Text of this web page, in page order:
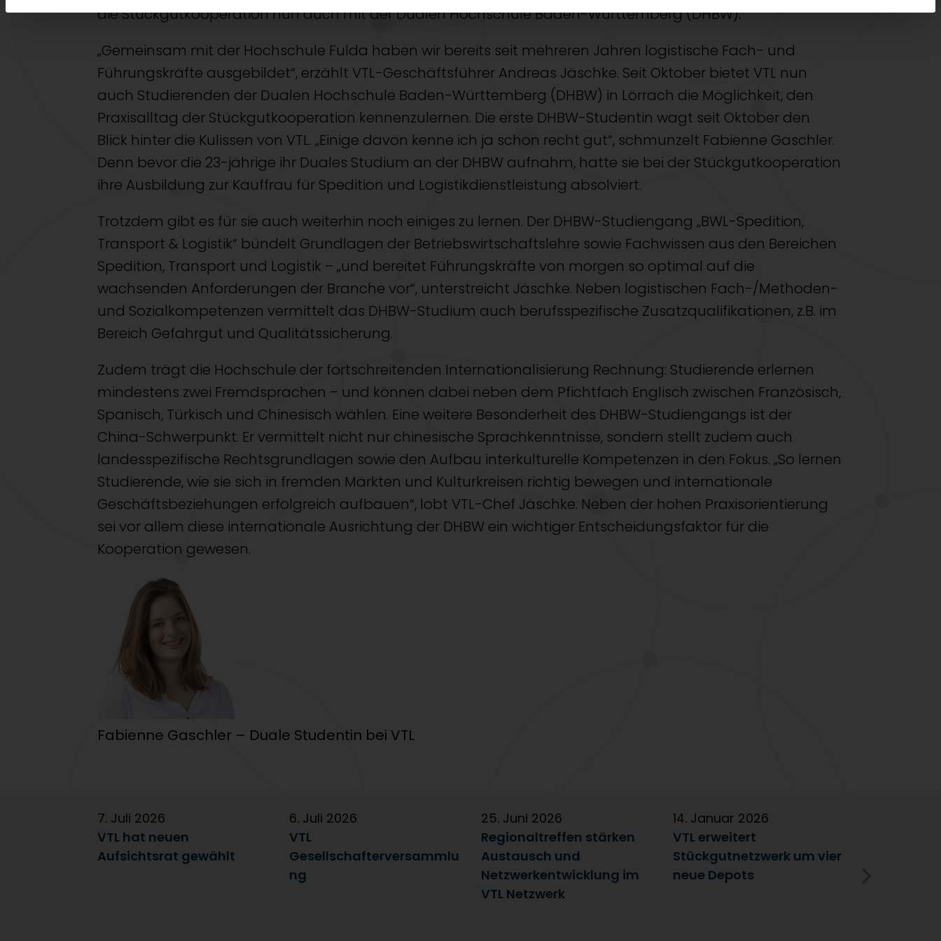
die Stückgutkooperation nun auch mit der Dualen Hochschule Baden-Württemberg (DHBW).
„Gemeinsam mit der Hochschule Fulda haben wir bereits seit mehreren Jahren logistische Fach- und
Führungskräfte ausgebildet“, erzählt VTL-Geschäftsführer Andreas Jäschke. Seit Oktober bietet VTL nun
auch Studierenden der Dualen Hochschule Baden-Württemberg (DHBW) in Lörrach die Möglichkeit, den
Praxisalltag der Stückgutkooperation kennenzulernen. Die erste DHBW-Studentin wagt seit Oktober den
Blick hinter die Kulissen von VTL. „Einige davon kenne ich ja schon recht gut“, schmunzelt Fabienne Gaschler.
Denn bevor die 23-jährige ihr Duales Studium an der DHBW aufnahm, hatte sie bei der Stückgutkooperation
ihre Ausbildung zur Kauffrau für Spedition und Logistikdienstleistung absolviert.
Trotzdem gibt es für sie auch weiterhin noch einiges zu lernen. Der DHBW-Studiengang „BWL-Spedition,
Transport & Logistik“ bündelt Grundlagen der Betriebswirtschaftslehre sowie Fachwissen aus den Bereichen
Spedition, Transport und Logistik – „und bereitet Führungskräfte von morgen so optimal auf die
wachsenden Anforderungen der Branche vor“, unterstreicht Jäschke. Neben logistischen Fach-/Methoden-
und Sozialkompetenzen vermittelt das DHBW-Studium auch berufsspezifische Zusatzqualifikationen, z.B. im
Bereich Gefahrgut und Qualitätssicherung.
Zudem trägt die Hochschule der fortschreitenden Internationalisierung Rechnung: Studierende erlernen
mindestens zwei Fremdsprachen – und können dabei neben dem Pfichtfach Englisch zwischen Französisch,
Spanisch, Türkisch und Chinesisch wählen. Eine weitere Besonderheit des DHBW-Studiengangs ist der
China-Schwerpunkt. Er vermittelt nicht nur chinesische Sprachkenntnisse, sondern stellt zudem auch
landesspezifische Rechtsgrundlagen sowie den Aufbau interkulturelle Kompetenzen in den Fokus. „So lernen
Studierende, wie sie sich in fremden Märkten und Kulturkreisen richtig bewegen und internationale
Geschäftsbeziehungen erfolgreich aufbauen“, lobt VTL-Chef Jäschke. Neben der hohen Praxisorientierung
sei vor allem diese internationale Ausrichtung der DHBW ein wichtiger Entscheidungsfaktor für die
Kooperation gewesen.
Fabienne Gaschler – Duale Studentin bei VTL
7. Juli 2026
VTL hat neuen
Aufsichtsrat gewählt
6. Juli 2026
VTL
Gesellschafterversammlu
ng
25. Juni 2026
Regionaltreffen stärken
Austausch und
Netzwerkentwicklung im
VTL Netzwerk
14. Januar 2026
VTL erweitert
Stückgutnetzwerk um vier
neue Depots